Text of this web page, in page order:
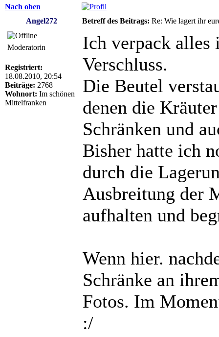
Nach oben
Angel272
Betreff des Beitrags: Re: Wie lagert ihr
Moderatorin
Registriert:
18.08.2010, 20:54
Beiträge: 2768
Wohnort: Im schönen
Mittelfranken
Ich verpack
Verschluss.
Die Beutel
denen die
Schränken und
Bisher hatte ich
durch die
Ausbreitung der
aufhalten und
Wenn hier.
Schränke an
Fotos. Im
:/